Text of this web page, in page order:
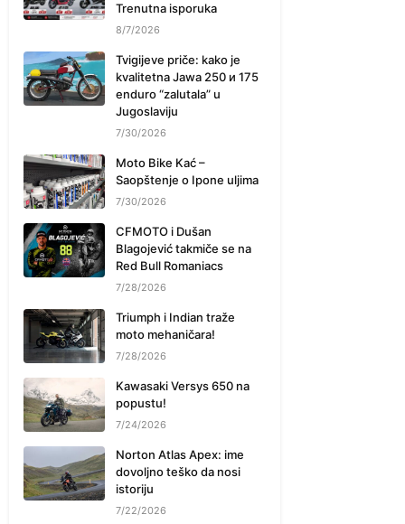
Trenutna isporuka
8/7/2026
Tvigijeve priče: kako je
kvalitetna Jawa 250 и 175
enduro “zalutala” u
Jugoslaviju
7/30/2026
Moto Bike Kać –
Saopštenje o Ipone uljima
7/30/2026
CFMOTO i Dušan
Blagojević takmiče se na
Red Bull Romaniacs
7/28/2026
Triumph i Indian traže
moto mehaničara!
7/28/2026
Kawasaki Versys 650 na
popustu!
7/24/2026
Norton Atlas Apex: ime
dovoljno teško da nosi
istoriju
7/22/2026